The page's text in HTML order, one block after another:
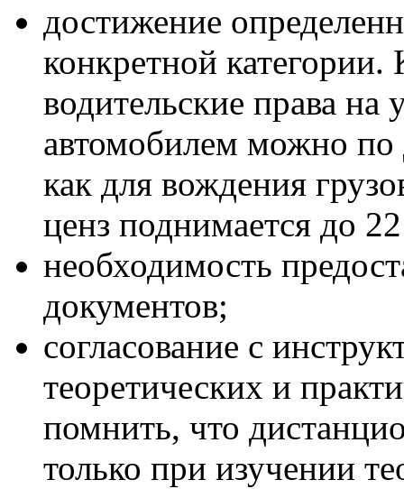
достижение
конкретной
водительские права на
автомобилем можно по
как для вождения
ценз поднимается до
необходимость
документов;
согласование с
теоретических и
помнить, что
только при изучении